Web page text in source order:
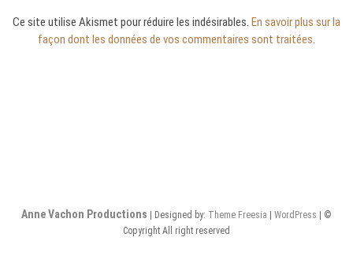
Ce site utilise Akismet pour réduire les indésirables. En savoir plus sur la
façon dont les données de vos commentaires sont traitées.
Anne Vachon Productions | Designed by: Theme Freesia |WordPress | ©
Copyright All right reserved